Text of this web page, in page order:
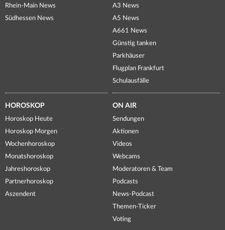
Rhein-Main News
Südhessen News
A3 News
A5 News
A661 News
Günstig tanken
Parkhäuser
Flugplan Frankfurt
Schulausfälle
HOROSKOP
Horoskop Heute
Horoskop Morgen
Wochenhoroskop
Monatshoroskop
Jahreshoroskop
Partnerhoroskop
Aszendent
ON AIR
Sendungen
Aktionen
Videos
Webcams
Moderatoren & Team
Podcasts
News-Podcast
Themen-Ticker
Voting